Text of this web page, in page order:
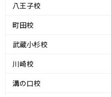
八王子校
町田校
武蔵小杉校
川崎校
溝の口校